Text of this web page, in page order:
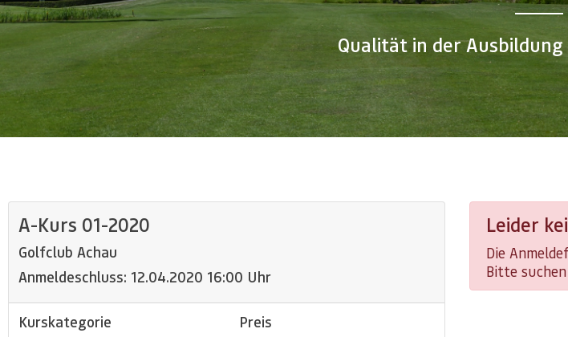
Qualität in der
A-Kurs 01-2020
Golfclub Achau
Anmeldeschluss: 12.04.2020 16:00 Uhr
Kurskategorie Preis
Leider
Die
Bitte